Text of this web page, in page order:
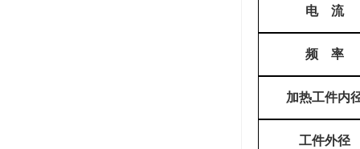
电 流
频 率
加热工件内
工件外径